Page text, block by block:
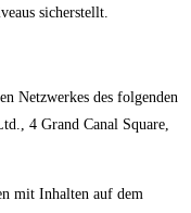
sicherstellt.
Netzwerkes des folgenden
4 Grand Canal Square,
mit Inhalten auf dem